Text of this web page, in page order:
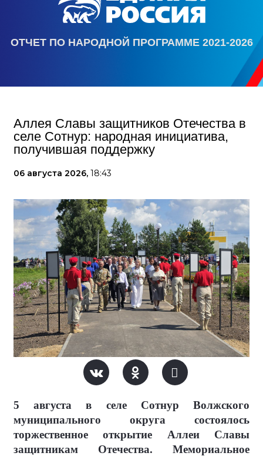
ОТЧЕТ ПО НАРОДНОЙ ПРОГРАММЕ 2021-2026
Аллея Славы защитников Отечества в
селе Сотнур: народная инициатива,
получившая поддержку
06 августа 2026, 18:43
5 августа в селе Сотнур Волжского
муниципального округа состоялось
торжественное открытие Аллеи Славы
защитникам Отечества. Мемориальное